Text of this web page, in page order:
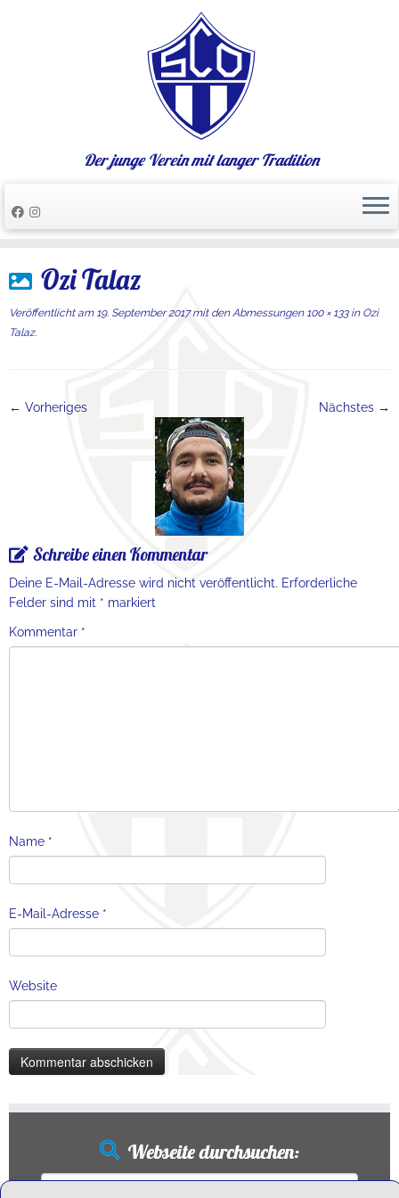
Inhalt
Der junge Verein mit langer Tradition
Ozi Talaz
Veröffentlicht am 19. September 2017mit den Abmessungen100 × 133inOzi
Talaz.
← Vorheriges Nächstes →
Schreibe einen Kommentar
Deine E-Mail-Adresse wird nicht veröffentlicht. Erforderliche
Felder sind mit * markiert
Kommentar *
Name *
E-Mail-Adresse *
Website
Webseite durchsuchen:
Suchen